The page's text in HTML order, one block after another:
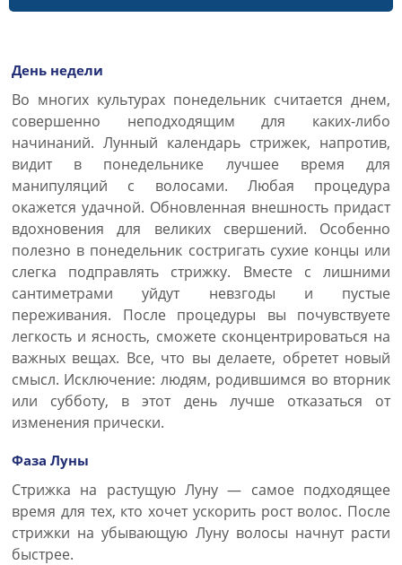
День недели
Во многих культурах понедельник считается днем,
совершенно неподходящим для каких-либо
начинаний. Лунный календарь стрижек, напротив,
видит в понедельнике лучшее время для
манипуляций с волосами. Любая процедура
окажется удачной. Обновленная внешность придаст
вдохновения для великих свершений. Особенно
полезно в понедельник состригать сухие концы или
слегка подправлять стрижку. Вместе с лишними
сантиметрами уйдут невзгоды и пустые
переживания. После процедуры вы почувствуете
легкость и ясность, сможете сконцентрироваться на
важных вещах. Все, что вы делаете, обретет новый
смысл. Исключение: людям, родившимся во вторник
или субботу, в этот день лучше отказаться от
изменения прически.
Фаза Луны
Стрижка на растущую Луну — самое подходящее
время для тех, кто хочет ускорить рост волос. После
стрижки на убывающую Луну волосы начнут расти
быстрее.